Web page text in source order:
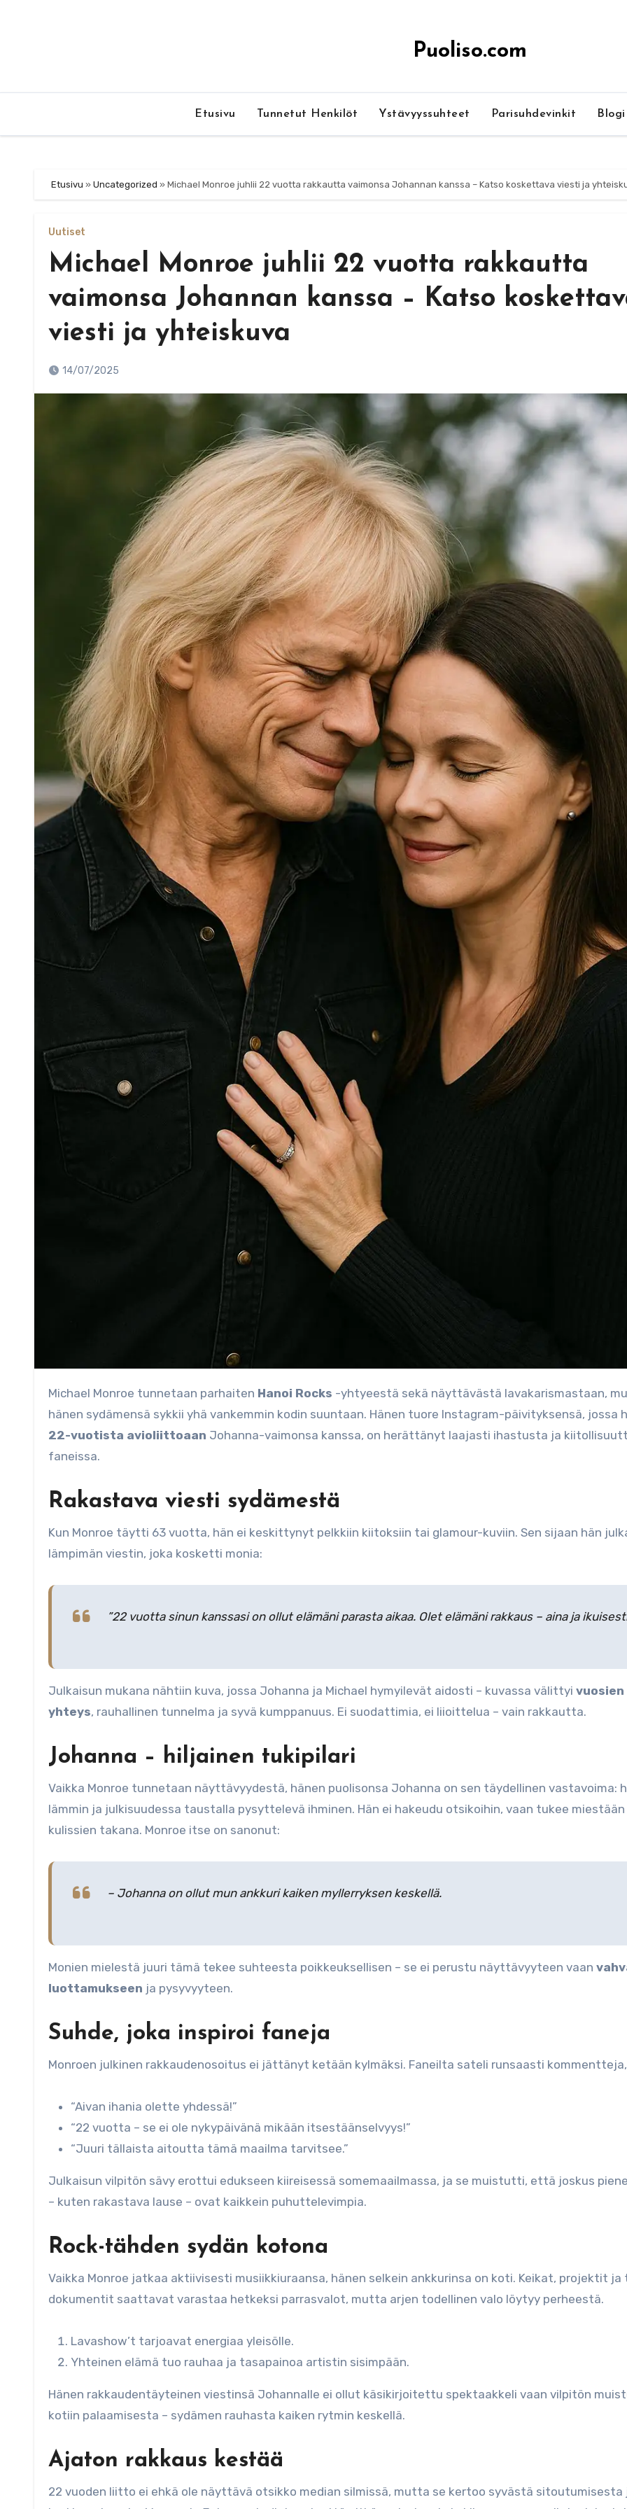
Puoliso.com
Etusivu Tunnetut Henkilöt Ystävyyssuhteet Parisuhdevinkit Blogi
Etusivu » Uncategorized » Michael Monroe juhlii 22 vuotta rakkautta vaimonsa Johannan kanssa – Katso koskettava viesti ja
Uutiset
Michael Monroe juhlii 22 vuotta rakkautta
vaimonsa Johannan kanssa – Katso
viesti ja yhteiskuva
14/07/2025
Michael Monroe tunnetaan parhaiten Hanoi Rocks -yhtyeestä sekä näyttävästä lavakarismastaan,
hänen sydämensä sykkii yhä vankemmin kodin suuntaan. Hänen tuore Instagram-päivityksensä, jossa
22-vuotista avioliittoaan Johanna-vaimonsa kanssa, on herättänyt laajasti ihastusta ja
faneissa.
Rakastava viesti sydämestä
Kun Monroe täytti 63 vuotta, hän ei keskittynyt pelkkiin kiitoksiin tai glamour-kuviin. Sen sijaan hän
lämpimän viestin, joka kosketti monia:
”22 vuotta sinun kanssasi on ollut elämäni parasta aikaa. Olet elämäni rakkaus – aina ja
Julkaisun mukana nähtiin kuva, jossa Johanna ja Michael hymyilevät aidosti – kuvassa välittyi vuosien
yhteys, rauhallinen tunnelma ja syvä kumppanuus. Ei suodattimia, ei liioittelua – vain rakkautta.
Johanna – hiljainen tukipilari
Vaikka Monroe tunnetaan näyttävyydestä, hänen puolisonsa Johanna on sen täydellinen vastavoima:
lämmin ja julkisuudessa taustalla pysyttelevä ihminen. Hän ei hakeudu otsikoihin, vaan tukee miestään
kulissien takana. Monroe itse on sanonut:
– Johanna on ollut mun ankkuri kaiken myllerryksen keskellä.
Monien mielestä juuri tämä tekee suhteesta poikkeuksellisen – se ei perustu näyttävyyteen vaan
luottamukseen ja pysyvyyteen.
Suhde, joka inspiroi faneja
Monroen julkinen rakkaudenosoitus ei jättänyt ketään kylmäksi. Faneilta sateli runsaasti
“Aivan ihania olette yhdessä!”
“22 vuotta – se ei ole nykypäivänä mikään itsestäänselvyys!”
“Juuri tällaista aitoutta tämä maailma tarvitsee.”
Julkaisun vilpitön sävy erottui edukseen kiireisessä somemaailmassa, ja se muistutti, että joskus
– kuten rakastava lause – ovat kaikkein puhuttelevimpia.
Rock-tähden sydän kotona
Vaikka Monroe jatkaa aktiivisesti musiikkiuraansa, hänen selkein ankkurinsa on koti. Keikat, projektit
dokumentit saattavat varastaa hetkeksi parrasvalot, mutta arjen todellinen valo löytyy perheestä.
Lavashow’t tarjoavat energiaa yleisölle.
Yhteinen elämä tuo rauhaa ja tasapainoa artistin sisimpään.
Hänen rakkaudentäyteinen viestinsä Johannalle ei ollut käsikirjoitettu spektaakkeli vaan vilpitön
kotiin palaamisesta – sydämen rauhasta kaiken rytmin keskellä.
Ajaton rakkaus kestää
22 vuoden liitto ei ehkä ole näyttävä otsikko median silmissä, mutta se kertoo syvästä sitoutumisesta